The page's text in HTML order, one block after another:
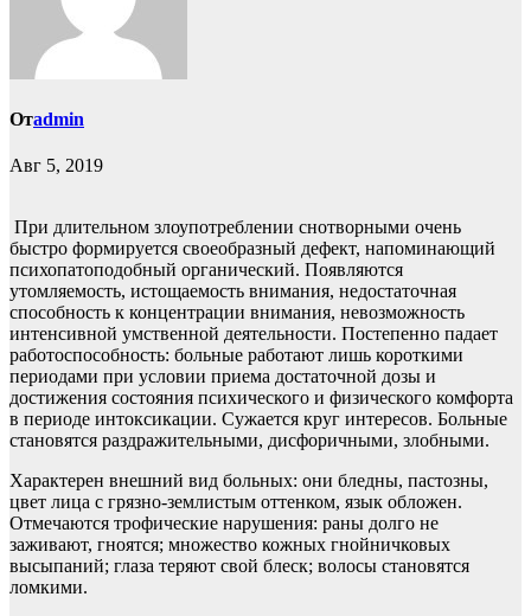
Отadmin
Авг 5, 2019
При длительном злоупотреблении снотворными очень
быстро формируется своеобразный дефект, напоминающий
психопатоподобный органический. Появляются
утомляемость, истощаемость внимания, недостаточная
способность к концентрации внимания, невозможность
интенсивной умственной деятельности. Постепенно падает
работоспособность: больные работают лишь короткими
периодами при условии приема достаточной дозы и
достижения состояния психического и физического комфорта
в периоде интоксикации. Сужается круг интересов. Больные
становятся раздражительными, дисфоричными, злобными.
Характерен внешний вид больных: они бледны, пастозны,
цвет лица с грязно-землистым оттенком, язык обложен.
Отмечаются трофические нарушения: раны долго не
заживают, гноятся; множество кожных гнойничковых
высыпаний; глаза теряют свой блеск; волосы становятся
ломкими.